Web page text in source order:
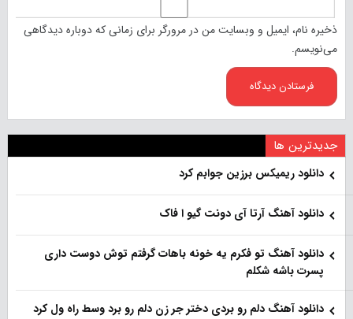
ذخیره نام، ایمیل و وبسایت من در مرورگر برای زمانی که دوباره دیدگاهی
می‌نویسم.
جدیدترین ها
دانلود ریمیکس برزین جوابم کرد
دانلود آهنگ آرتا آی دونت گیو ا فاک
دانلود آهنگ تو فکرم یه خونه باهات گرفتم توش دوست داری
پسرت باشه شکلم
دانلود آهنگ دلم رو بردی دختر جر زن دلم رو برد وسط راه ول کرد